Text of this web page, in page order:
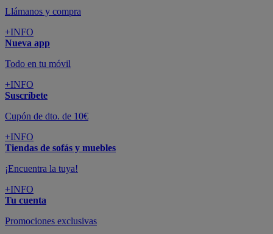
Llámanos y compra
+INFO
Nueva app
Todo en tu móvil
+INFO
Suscríbete
Cupón de dto. de 10€
+INFO
Tiendas de sofás y muebles
¡Encuentra la tuya!
+INFO
Tu cuenta
Promociones exclusivas